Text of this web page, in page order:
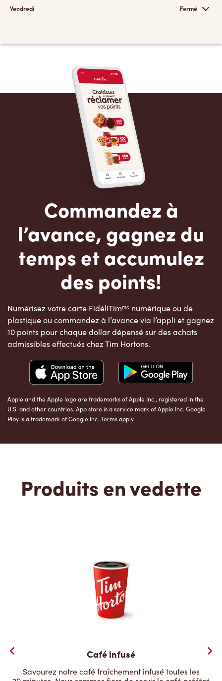
Vendredi Fermé
Commandez à
l’avance, gagnez du
temps et accumulez
des points!
Numérisez votre carte FidéliTimᵐᶜ numérique ou de
plastique ou commandez à l’avance via l’appli et gagnez
10 points pour chaque dollar dépensé sur des achats
admissibles effectués chez Tim Hortons.
Apple and the Apple logo are trademarks of Apple Inc., registered in the
U.S. and other countries. App store is a service mark of Apple Inc. Google
Play is a trademark of Google Inc. Terms apply.
Produits en vedette
Café infusé
Savourez notre café fraîchement infusé toutes les